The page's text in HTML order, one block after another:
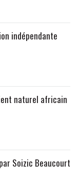
indépendante
naturel africain
Soizic Beaucourt